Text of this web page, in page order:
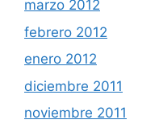
marzo 2012
febrero 2012
enero 2012
diciembre 2011
noviembre 2011